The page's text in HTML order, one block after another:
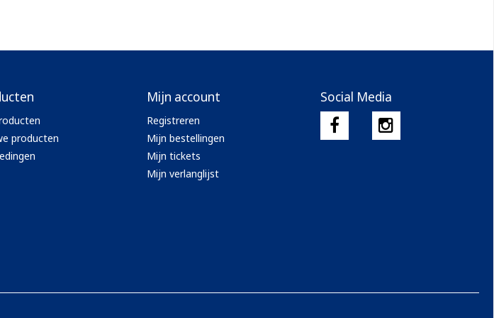
producten
Mijn account
Registreren
Mijn bestellingen
Mijn tickets
Mijn verlanglijst
Social Media